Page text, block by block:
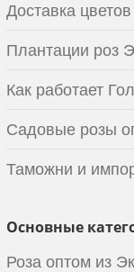
Доставка
Плантации роз
Как работает
Садовые розы
Таможни и
Основные
Роза оптом из